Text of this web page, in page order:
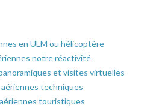
en ULM ou hélicoptère
notre réactivité
et visites virtuelles
techniques
touristiques